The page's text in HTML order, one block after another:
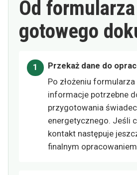
Od
gotowego
Przekaż dane do
Po złożeniu formularza
informacje potrzebne
przygotowania
energetycznego. Jeśli
kontakt następuje
finalnym